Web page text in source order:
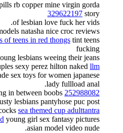
rb copper mine virgin gorda
329622197 story
of lesbian love fuck her vids.
natasha nice croc reviews
of teens in red thongs tint teens
fucking
lesbians weeing their jeans.
sexy perez hilton naked llm
sex toys for women japanese
lady fullload anal.
in between boobs 252988082
lesbians pantyhose puc post.
sea themed cup adulttantra
young girl sex fantasy pictures
asian model video nude.